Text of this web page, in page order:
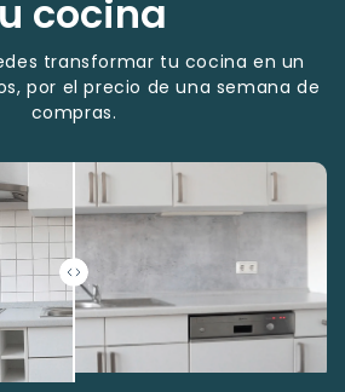
cocina
transformar tu cocina en un
por el precio de una semana de
compras.